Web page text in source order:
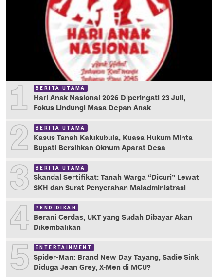
1 BERITA UTAMA
Hari Anak Nasional 2026 Diperingati 23 Juli,
Fokus Lindungi Masa Depan Anak
2 BERITA UTAMA
Kasus Tanah Kalukubula, Kuasa Hukum Minta
Bupati Bersihkan Oknum Aparat Desa
3 BERITA UTAMA
Skandal Sertifikat: Tanah Warga “Dicuri” Lewat
SKH dan Surat Penyerahan Maladministrasi
4 PENDIDIKAN
Berani Cerdas, UKT yang Sudah Dibayar Akan
Dikembalikan
5 ENTERTAINMENT
Spider-Man: Brand New Day Tayang, Sadie Sink
Diduga Jean Grey, X-Men di MCU?